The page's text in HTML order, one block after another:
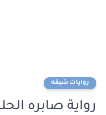
روايات شيقه
رواية صابره